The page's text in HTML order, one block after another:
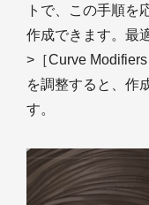
トで、この手順を
作成できます。最
>［Curve
を調整すると、作
す。